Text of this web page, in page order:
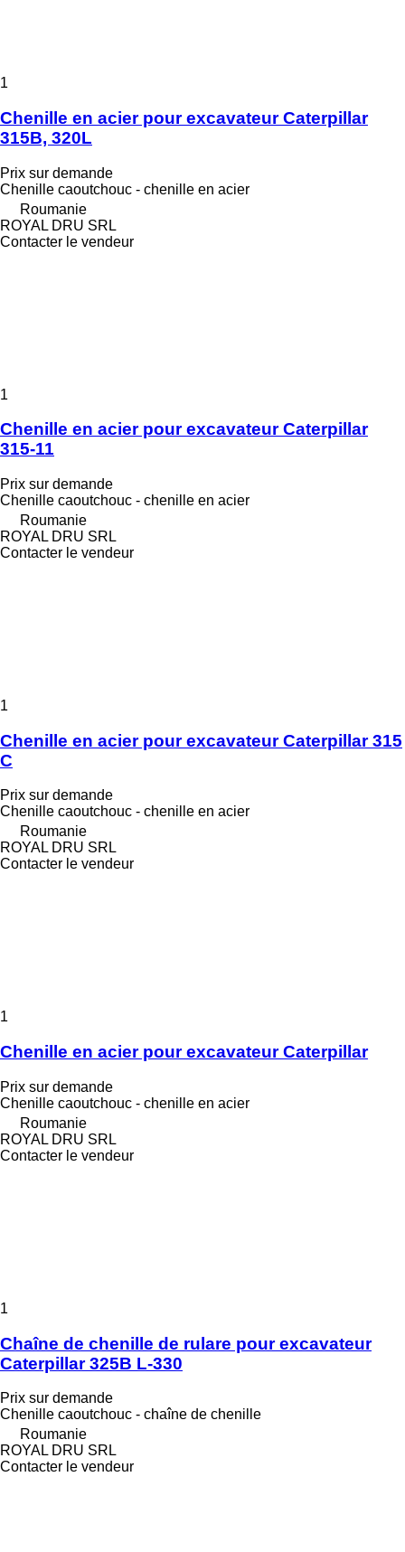
1
Chenille en acier pour excavateur Caterpillar
315B, 320L
Prix sur demande
Chenille caoutchouc - chenille en acier
Roumanie
ROYAL DRU SRL
Contacter le vendeur
1
Chenille en acier pour excavateur Caterpillar
315-11
Prix sur demande
Chenille caoutchouc - chenille en acier
Roumanie
ROYAL DRU SRL
Contacter le vendeur
1
Chenille en acier pour excavateur Caterpillar 315
C
Prix sur demande
Chenille caoutchouc - chenille en acier
Roumanie
ROYAL DRU SRL
Contacter le vendeur
1
Chenille en acier pour excavateur Caterpillar
Prix sur demande
Chenille caoutchouc - chenille en acier
Roumanie
ROYAL DRU SRL
Contacter le vendeur
1
Chaîne de chenille de rulare pour excavateur
Caterpillar 325B L-330
Prix sur demande
Chenille caoutchouc - chaîne de chenille
Roumanie
ROYAL DRU SRL
Contacter le vendeur